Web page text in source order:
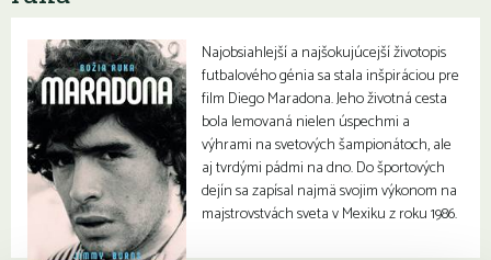
Najobsiahlejší a najšokujúcejší životopis
futbalového génia sa stala inšpiráciou pre
film Diego Maradona. Jeho životná cesta
bola lemovaná nielen úspechmi a
výhrami na svetových šampionátoch, ale
aj tvrdými pádmi na dno. Do športových
dejín sa zapísal najmä svojim výkonom na
majstrovstvách sveta v Mexiku z roku 1986.